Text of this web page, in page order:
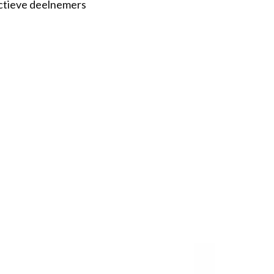
deelnemers